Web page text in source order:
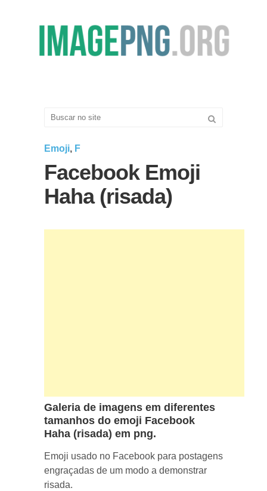
Emoji, F
Facebook Emoji
Haha (risada)
Galeria de imagens em diferentes
tamanhos do emoji Facebook
Haha (risada) em png.
Emoji usado no Facebook para postagens
engraçadas de um modo a demonstrar
risada.